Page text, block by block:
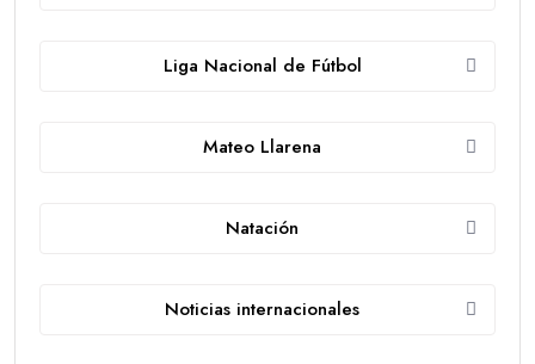
Liga Nacional de Fútbol
Mateo Llarena
Natación
Noticias internacionales